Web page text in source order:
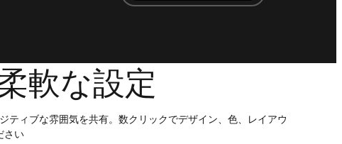
軟な設定
ィブな雰囲気を共有。数クリックでデザイン、色、レイアウ
さい